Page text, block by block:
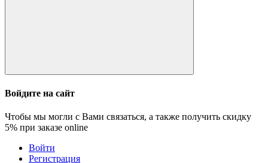
Войдите на сайт
Чтобы мы могли с Вами связаться, а также получить скидку
5% при заказе online
Войти
Регистрация